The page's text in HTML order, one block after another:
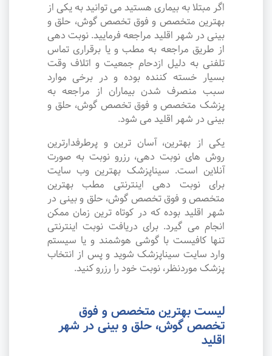
اگر مبتلا به بیماری هستید می توانید به یکی از
بهترین متخصص و فوق تخصص گوش، حلق و
بینی در شهر اقلید مراجعه فرمایید. نوبت دهی
از طریق مراجعه به مطب و یا برقراری تماس
تلفنی به دلیل ازدحام جمعیت و اتلاف وقت
بسیار خسته کننده بوده و در برخی موارد
سبب منصرف شدن بیماران از مراجعه به
پزشک متخصص و فوق تخصص گوش، حلق و
بینی در شهر اقلید می شود.
یکی از بهترین، آسان ترین و پرطرفدارترین
روش های نوبت دهی، رزرو نوبت به صورت
آنلاین است. سیناپزشک بهترین وب سایت
برای نوبت دهی اینترنتی مطب بهترین
متخصص و فوق تخصص گوش، حلق و بینی در
شهر اقلید بوده که در کوتاه ترین زمان ممکن
انجام می گیرد. برای دریافت نوبت اینترنتی
تنها کافیست با گوشی هوشمند و یا سیستم
وارد سایت سیناپزشک شوید و پس از انتخاب
پزشک موردنظر، نوبت خود را رزرو کنید.
لیست بهترین متخصص و فوق
تخصص گوش، حلق و بینی در شهر
اقلید